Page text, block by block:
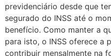
previdenciário desde que
segurado do INSS até o
benefício. Como manter a
para isto, o INSS oferece a
contribuir mensalmente na